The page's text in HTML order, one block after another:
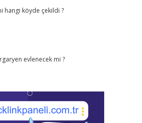
hangi köyde çekildi ?
evlenecek mi ?